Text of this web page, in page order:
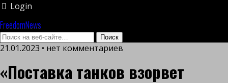
Login
FreedomNews
21.01.2023 • нет комментариев
«Поставка танков взорвет